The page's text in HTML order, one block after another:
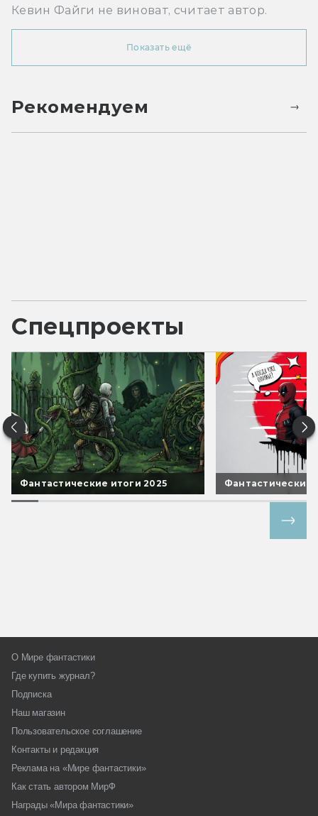
Кевин Файги не виноват, считает автор.
Показать ещё
Рекомендуем
Спецпроекты
Фантастические итоги 2025 Фантастические
О Мире фантастики
Где купить журнал?
Подписка
Наш магазин
Пользовательское соглашение
Контакты и редакция
Реклама на «Мире фантастики»
Как стать автором МирФ
Награды «Мира фантастики»